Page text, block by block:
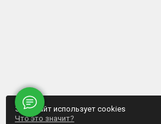
Этот сайт использует cookies
Что это значит?